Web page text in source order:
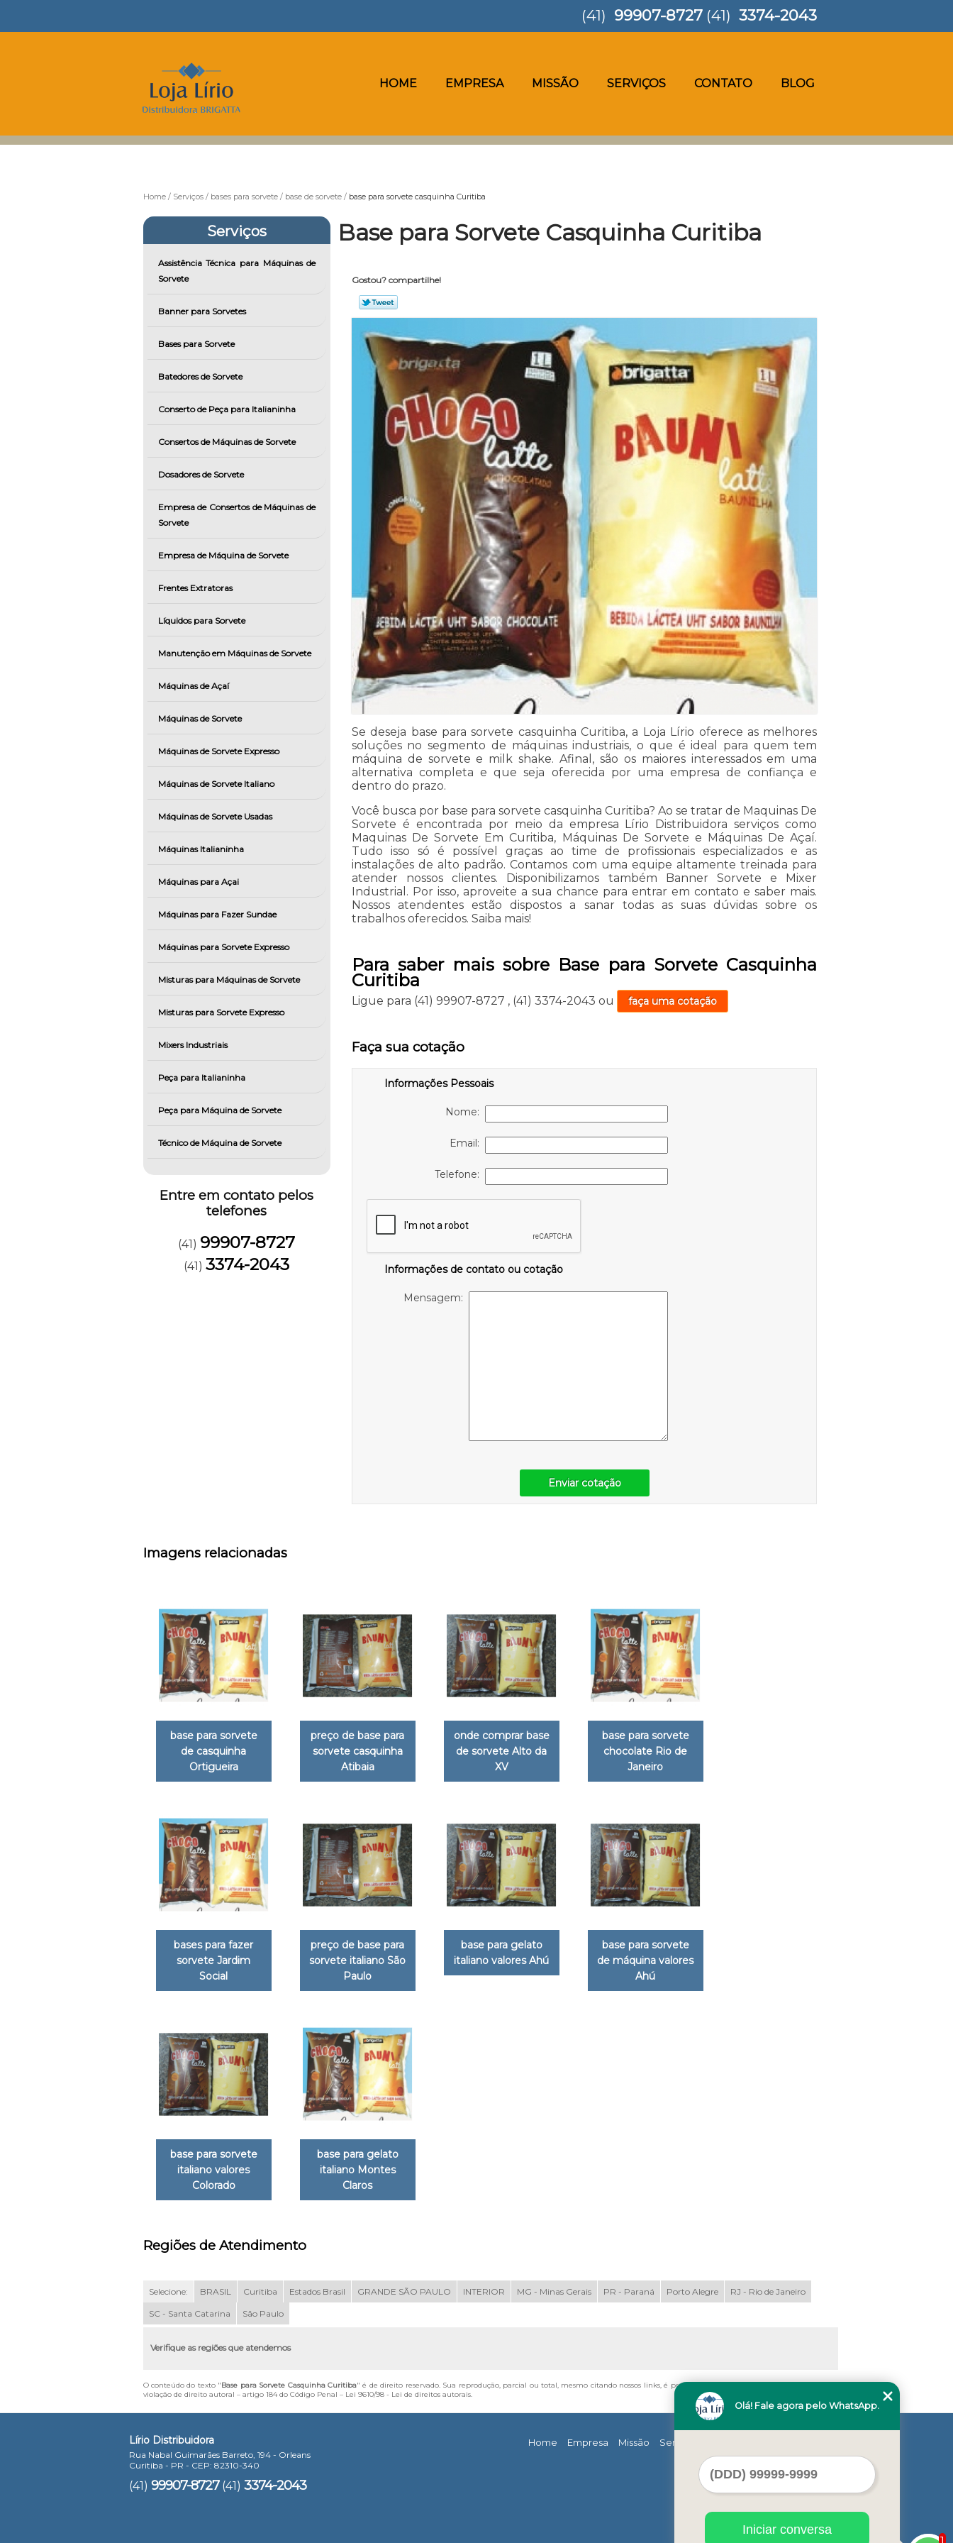
HOME EMPRESA MISSÃO SERVIÇOS CONTATO BLOG
(41) 99907-8727 (41) 3374-2043
Home Serviços bases para sorvete base de sorvete base para sorvete casquinha Curitiba
Serviços
Assistência Técnica para Máquinas de
Sorvete
Banner para Sorvetes
Bases para Sorvete
Batedores de Sorvete
Conserto de Peça para Italianinha
Consertos de Máquinas de Sorvete
Dosadores de Sorvete
Empresa de Consertos de Máquinas de
Sorvete
Empresa de Máquina de Sorvete
Frentes Extratoras
Líquidos para Sorvete
Manutenção em Máquinas de Sorvete
Máquinas de Açaí
Máquinas de Sorvete
Máquinas de Sorvete Expresso
Máquinas de Sorvete Italiano
Máquinas de Sorvete Usadas
Máquinas Italianinha
Máquinas para Açai
Máquinas para Fazer Sundae
Máquinas para Sorvete Expresso
Misturas para Máquinas de Sorvete
Misturas para Sorvete Expresso
Mixers Industriais
Peça para Italianinha
Peça para Máquina de Sorvete
Técnico de Máquina de Sorvete
Entre em contato pelos
telefones
(41) 99907-8727
(41)3374-2043
Base para Sorvete Casquinha Curitiba
Gostou? compartilhe!
Se deseja base para sorvete casquinha Curitiba, a Loja Lírio oferece as melhores
soluções no segmento de máquinas industriais, o que é ideal para quem tem
máquina de sorvete e milk shake. Afinal, são os maiores interessados em uma
alternativa completa e que seja oferecida por uma empresa de confiança e
dentro do prazo.
Você busca por base para sorvete casquinha Curitiba? Ao se tratar de Maquinas De
Sorvete é encontrada por meio da empresa Lírio Distribuidora serviços como
Maquinas De Sorvete Em Curitiba, Máquinas De Sorvete e Máquinas De Açaí.
Tudo isso só é possível graças ao time de profissionais especializados e as
instalações de alto padrão. Contamos com uma equipe altamente treinada para
atender nossos clientes. Disponibilizamos também Banner Sorvete e Mixer
Industrial. Por isso, aproveite a sua chance para entrar em contato e saber mais.
Nossos atendentes estão dispostos a sanar todas as suas dúvidas sobre os
trabalhos oferecidos. Saiba mais!
Para saber mais sobre Base para Sorvete Casquinha
Curitiba
Ligue para (41) 99907-8727 , (41) 3374-2043 ou faça uma cotação
Faça sua cotação
Informações Pessoais
Nome:
Email:
Telefone:
Informações de contato ou cotação
Mensagem:
Enviar cotação
Imagens relacionadas
base para sorvete
de casquinha
Ortigueira
preço de base para
sorvete casquinha
Atibaia
onde comprar base
de sorvete Alto da
XV
base para sorvete
chocolate Rio de
Janeiro
bases para fazer
sorvete Jardim
Social
preço de base para
sorvete italiano São
Paulo
base para gelato
italiano valores Ahú
base para sorvete
de máquina valores
Ahú
base para sorvete
italiano valores
Colorado
base para gelato
italiano Montes
Claros
Regiões de Atendimento
Selecione: BRASIL Curitiba Estados Brasil GRANDE SÃO PAULO INTERIOR MG - Minas Gerais PR - Paraná Porto Alegre RJ - Rio de Janeiro
SC - Santa Catarina São Paulo
Verifique as regiões que atendemos
O conteúdo do texto "Base para Sorvete Casquinha Curitiba" é de direito reservado. Sua reprodução, parcial ou total, mesmo citando nossos links, é proibida sem a autorização do autor. Crime de
violação de direito autoral – artigo 184 do Código Penal – Lei 9610/98 - Lei de direitos autorais.
Lírio Distribuidora
Rua Nabal Guimarães Barreto, 194 - Orleans
Curitiba - PR - CEP: 82310-340
(41) 99907-8727 (41) 3374-2043
Home Empresa Missão Serviços
Olá! Fale agora pelo WhatsApp.
Iniciar conversa